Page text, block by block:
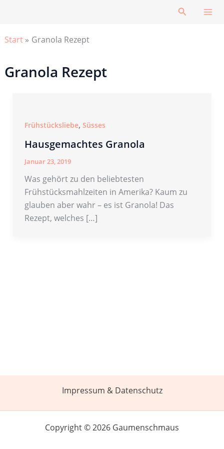
Suchen
Start Granola Rezept
Granola Rezept
Frühstücksliebe, Süsses
Hausgemachtes Granola
Januar 23, 2019
Was gehört zu den beliebtesten
Frühstücksmahlzeiten in Amerika? Kaum zu
glauben aber wahr – es ist Granola! Das
Rezept, welches […]
Impressum & Datenschutz
Copyright © 2026 Gaumenschmaus